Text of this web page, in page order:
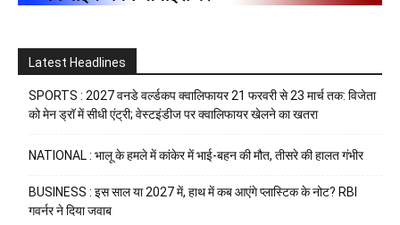
Latest Headlines
SPORTS : 2027 वनडे वर्ल्डकप क्वालिफायर 21 फरवरी से 23 मार्च तक: विजेता
को मेन ड्रॉ में सीधी एंट्री; वेस्टइंडीज पर क्वालिफायर खेलने का खतरा
NATIONAL : भालू के हमले में कांकेर में भाई-बहन की मौत, तीसरे की हालत गंभीर
BUSINESS : इस साल या 2027 में, हाथ में कब आएंगे प्लास्टिक के नोट? RBI
गवर्नर ने दिया जवाब